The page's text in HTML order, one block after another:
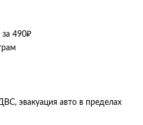
490₽
эвакуация авто в пределах